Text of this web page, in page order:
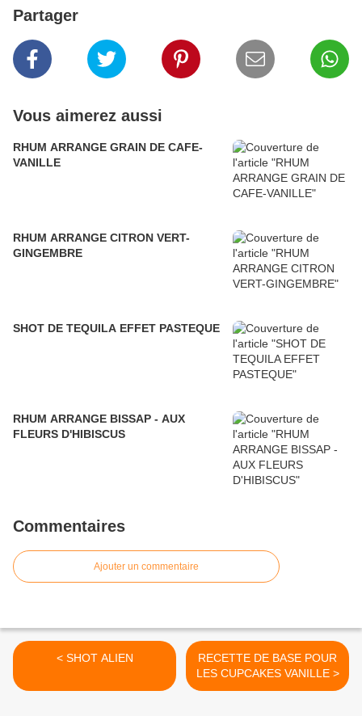
Partager
Vous aimerez aussi
RHUM ARRANGE GRAIN DE CAFE-
VANILLE
RHUM ARRANGE CITRON VERT-
GINGEMBRE
SHOT DE TEQUILA EFFET PASTEQUE
RHUM ARRANGE BISSAP - AUX
FLEURS D'HIBISCUS
Commentaires
Ajouter un commentaire
< SHOT ALIEN
RECETTE DE BASE POUR
LES CUPCAKES VANILLE >